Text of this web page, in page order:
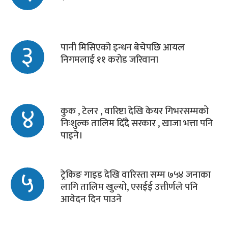
३ पानी मिसिएको इन्धन बेचेपछि आयल
निगमलाई ११ करोड जरिवाना
४ कुक , टेलर , वारिष्टा देखि केयर गिभरसम्मको
निःशुल्क तालिम दिँदै सरकार , खाजा भत्ता पनि
पाइने।
५ ट्रेकिङ गाइड देखि वारिस्ता सम्म ७५४ जनाका
लागि तालिम खुल्यो, एसईई उत्तीर्णले पनि
आवेदन दिन पाउने